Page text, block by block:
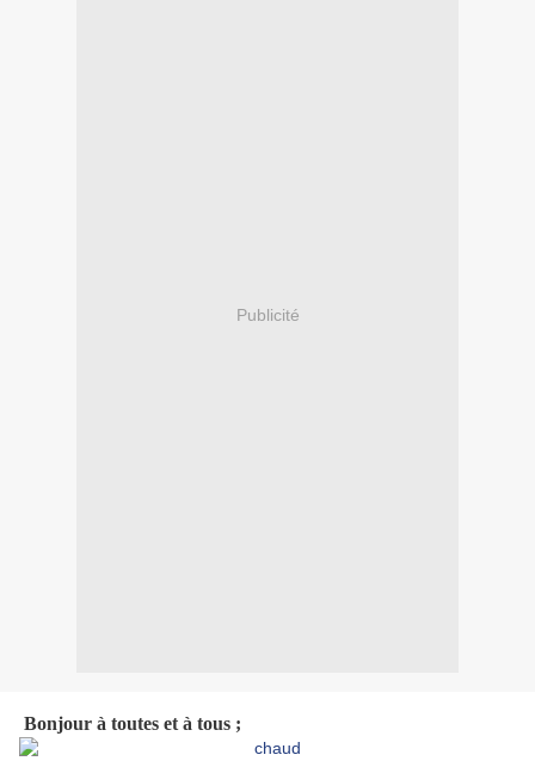
Publicité
Bonjour à toutes et à tous ;